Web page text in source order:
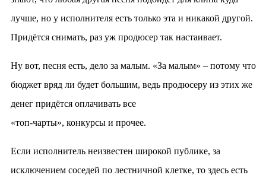
лучше, но у исполнителя есть только эта и никакой другой.
Придётся снимать, раз уж продюсер так настаивает.
Ну вот, песня есть, дело за малым. «За малым» – потому что
бюджет вряд ли будет большим, ведь продюсеру из этих же
денег придётся оплачивать все
«топ-чарты», конкурсы и прочее.
Если исполнитель неизвестен широкой публике, за
исключением соседей по лестничной клетке, то здесь есть